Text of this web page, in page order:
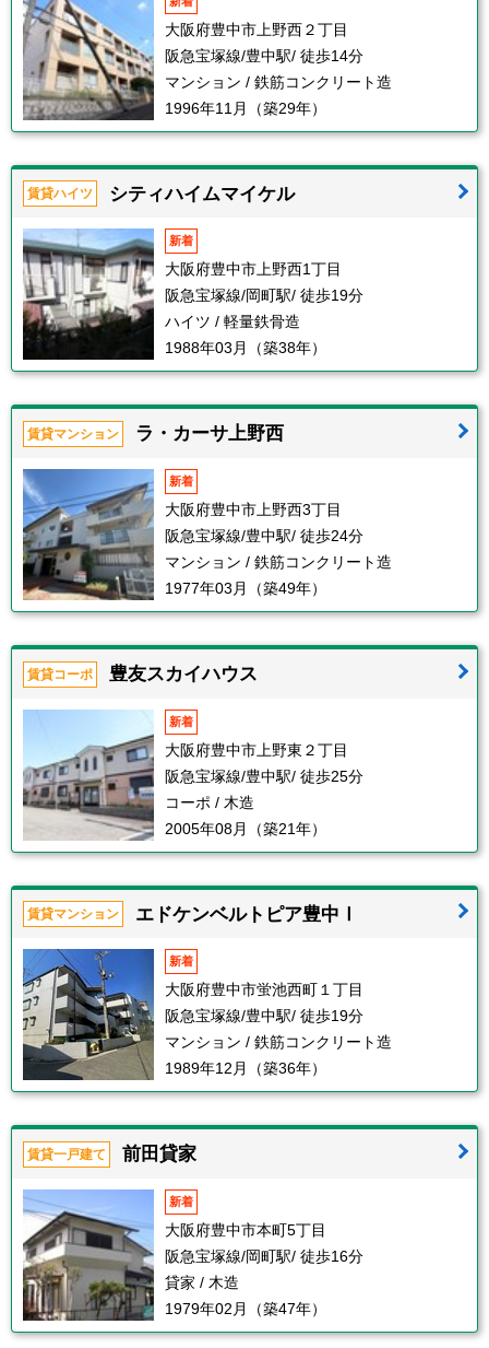
大阪府豊中市上野西２丁目
阪急宝塚線/豊中駅/ 徒歩14分
マンション / 鉄筋コンクリート造
1996年11月（築29年）
賃貸ハイツ シティハイムマイケル
新着
大阪府豊中市上野西1丁目
阪急宝塚線/岡町駅/ 徒歩19分
ハイツ / 軽量鉄骨造
1988年03月（築38年）
賃貸マンション ラ・カーサ上野西
新着
大阪府豊中市上野西3丁目
阪急宝塚線/豊中駅/ 徒歩24分
マンション / 鉄筋コンクリート造
1977年03月（築49年）
賃貸コーポ 豊友スカイハウス
新着
大阪府豊中市上野東２丁目
阪急宝塚線/豊中駅/ 徒歩25分
コーポ / 木造
2005年08月（築21年）
賃貸マンション エドケンベルトピア豊中Ⅰ
新着
大阪府豊中市蛍池西町１丁目
阪急宝塚線/豊中駅/ 徒歩19分
マンション / 鉄筋コンクリート造
1989年12月（築36年）
賃貸一戸建て 前田貸家
新着
大阪府豊中市本町5丁目
阪急宝塚線/岡町駅/ 徒歩16分
貸家 / 木造
1979年02月（築47年）